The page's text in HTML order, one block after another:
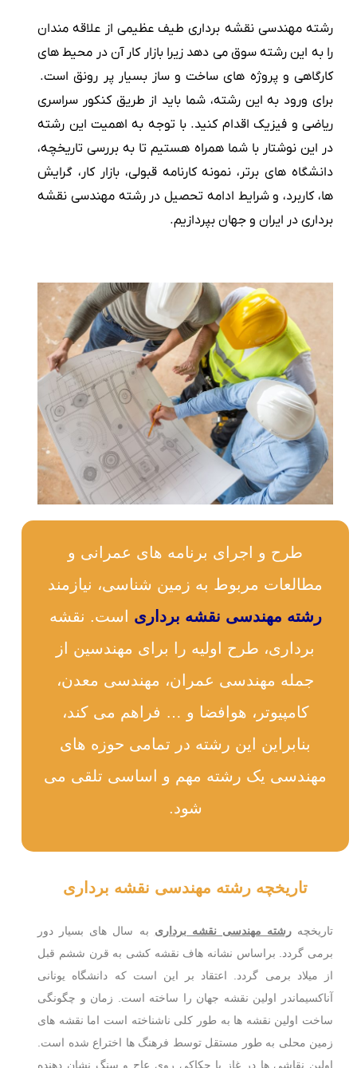
رشته مهندسی نقشه برداری طیف عظیمی از علاقه مندان
را به این رشته سوق می دهد زیرا بازار کار آن در محیط های
کارگاهی و پروژه های ساخت و ساز بسیار پر رونق است.
برای ورود به این رشته، شما باید از طریق کنکور سراسری
ریاضی و فیزیک اقدام کنید. با توجه به اهمیت این رشته
در این نوشتار با شما همراه هستیم تا به بررسی تاریخچه،
دانشگاه ‌های برتر، نمونه کارنامه قبولی، بازار کار، گرایش
ها، کاربرد، و شرایط ادامه تحصیل در رشته مهندسی نقشه
برداری در ایران و جهان بپردازیم.
طرح و اجرای برنامه های عمرانی و
مطالعات مربوط به زمین شناسی، نیازمند
رشته مهندسی نقشه برداری
است. نقشه
برداری، طرح اولیه را برای مهندسین از
جمله مهندسی عمران، مهندسی معدن،
کامپیوتر، هوافضا و … فراهم می کند،
بنابراین این رشته در تمامی حوزه های
مهندسی یک رشته مهم و اساسی تلقی می
شود.
تاریخچه رشته مهندسی نقشه برداری
تاریخچهرشته مهندسی نقشه برداری به سال های بسیار دور
برمی گردد. براساس نشانه هاف نقشه کشی به قرن ششم قبل
از میلاد برمی گردد. اعتقاد بر این است که دانشگاه یونانی
آناکسیماندر اولین نقشه جهان را ساخته است. زمان و چگونگی
ساخت اولین نقشه ها به طور کلی ناشناخته است اما نقشه های
زمین محلی به طور مستقل توسط فرهنگ ها اختراع شده است.
اولین نقاشی ها در غاز یا حکاکی روی عاج و سنگ نشان دهنده